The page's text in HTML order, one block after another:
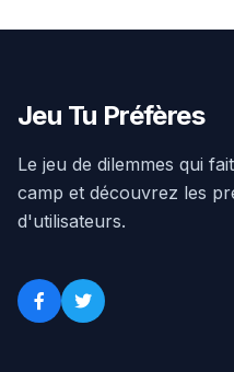
Jeu Tu Préfères
Le jeu de dilemmes qui
camp et découvrez les
d'utilisateurs.